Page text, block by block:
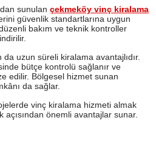
sunulan çekmeköy vinç kiralama
güvenlik standartlarına uygun
bakım ve teknik kontroller
da uzun süreli kiralama avantajlıdır.
bütçe kontrolü sağlanır ve
edilir. Bölgesel hizmet sunan
da sağlar.
vinç kiralama hizmeti almak
önemli avantajlar sunar.